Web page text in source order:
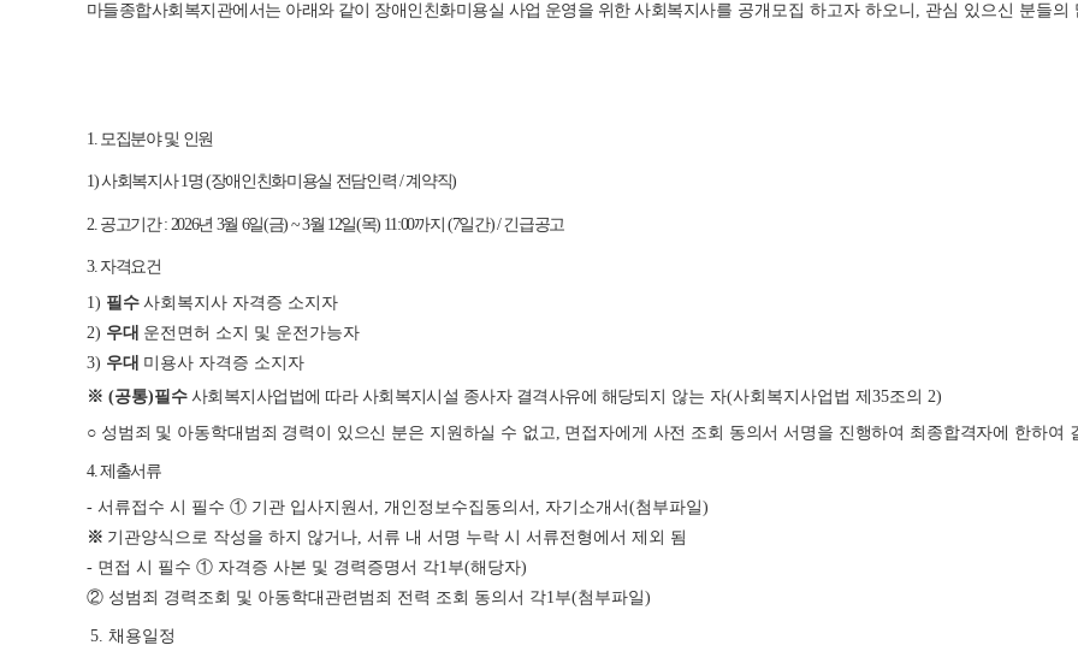
마들종합사회복지관에서는 아래와 같이 장애인친화미용실 사업 운영을 위한 사회복지사를 공개모집 하고자 하오니 , 관심 있으신 분들의
1. 모집분야 및 인원
1)사회복지사1명(장애인친화미용실 전담인력/계약직)
2. 공고기간: 2026년 3월 6일(금) ~ 3월 12일(목) 11:00까지(7일간) /긴급공고
3. 자격요건
1) 필수 사회복지사 자격증 소지자
2) 우대 운전면허 소지 및 운전가능자
3) 우대 미용사 자격증 소지자
※ (공통)필수 사회복지사업법에 따라 사회복지시설 종사자 결격사유에 해당되지 않는 자(사회복지사업법 제35조의2)
○ 성범죄 및 아동학대범죄 경력이 있으신 분은 지원하실 수 없고, 면접자에게 사전 조회 동의서 서명을 진행하여 최종합격자에 한하여
4.제출서류
- 서류접수 시 필수 ① 기관 입사지원서 , 개인정보수집동의서 , 자기소개서 (첨부파일)
※ 기관양식으로 작성을 하지 않거나, 서류 내 서명 누락 시 서류전형에서 제외 됨
- 면접 시 필수 ① 자격증 사본 및 경력증명서 각1부(해당자)
② 성범죄 경력조회 및 아동학대관련범죄 전력 조회 동의서 각1부(첨부파일)
5. 채 용일정